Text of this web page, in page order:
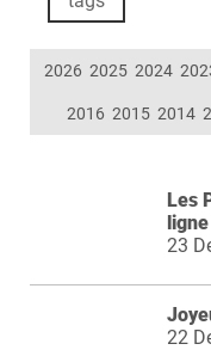
2026 2025 2024
2016 2015 2014
Les
23
22